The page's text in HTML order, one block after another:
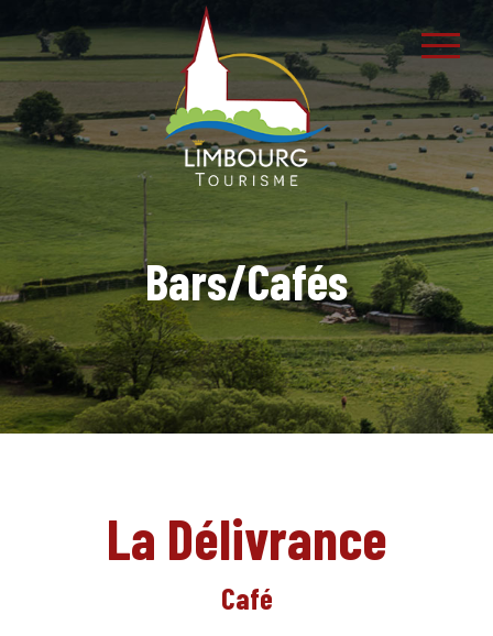
Bars/Cafés
La Délivrance
Café